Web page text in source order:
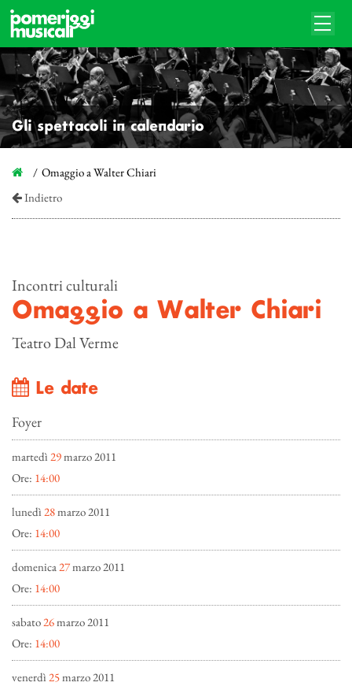
Gli spettacoli in calendario
Omaggio a Walter Chiari
Indietro
Incontri culturali
Omaggio a Walter Chiari
Teatro Dal Verme
Le date
Foyer
martedì 29marzo 2011
Ore: 14:00
lunedì 28marzo 2011
Ore: 14:00
domenica27marzo 2011
Ore: 14:00
sabato26marzo 2011
Ore: 14:00
venerdì 25marzo 2011